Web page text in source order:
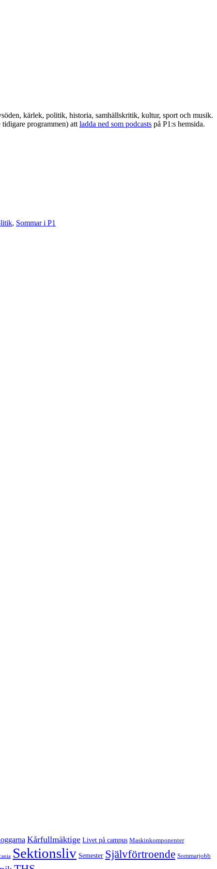
kärlek, politik, historia, samhällskritik, kultur, sport och musik.
programmen) att ladda ned som podcasts på P1:s hemsida.
, Sommar i P1
Kårfullmäktige Livet på campus Maskinkomponenter
Sektionsliv Semester Självförtroende Sommarjobb